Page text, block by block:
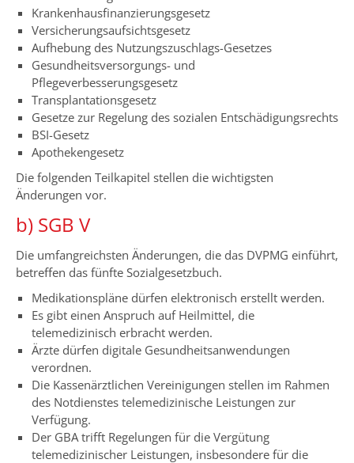
Krankenhausfinanzierungsgesetz
Versicherungsaufsichtsgesetz
Aufhebung des Nutzungszuschlags-Gesetzes
Gesundheitsversorgungs- und
Pflegeverbesserungsgesetz
Transplantationsgesetz
Gesetze zur Regelung des sozialen Entschädigungsrechts
BSI-Gesetz
Apothekengesetz
Die folgenden Teilkapitel stellen die wichtigsten
Änderungen vor.
b) SGB V
Die umfangreichsten Änderungen, die das DVPMG einführt,
betreffen das fünfte Sozialgesetzbuch.
Medikationspläne dürfen elektronisch erstellt werden.
Es gibt einen Anspruch auf Heilmittel, die
telemedizinisch erbracht werden.
Ärzte dürfen digitale Gesundheitsanwendungen
verordnen.
Die Kassenärztlichen Vereinigungen stellen im Rahmen
des Notdienstes telemedizinische Leistungen zur
Verfügung.
Der GBA trifft Regelungen für die Vergütung
telemedizinischer Leistungen, insbesondere für die